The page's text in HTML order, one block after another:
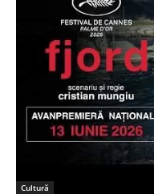
Cultură